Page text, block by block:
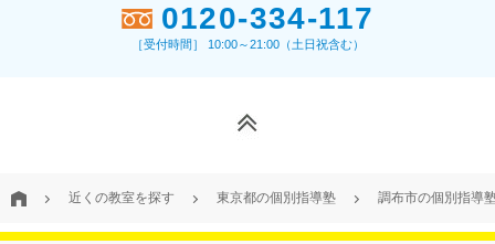
0120-334-117
［受付時間］ 10:00～21:00（土日祝含む）
近くの教室を探す 東京都の個別指導塾 調布市の個別指導